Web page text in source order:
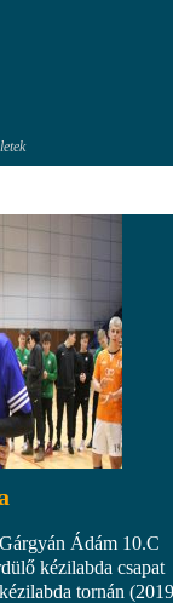
Ádám 10.C
kézilabda csapat
tornán